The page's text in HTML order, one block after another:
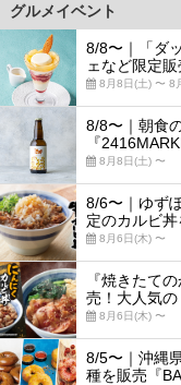
グルメイベント
8/8〜｜「ダ
ェなど限定
8月8日(土) 〜 8
8/8〜｜朝食
『
8月8日(土) 〜
8/6〜｜ゆず
定のカルビ丼
8月6日(木) 〜
『焼きたて
売！大人気
8月6日(木) 〜
8/5〜｜沖縄
種を販売『